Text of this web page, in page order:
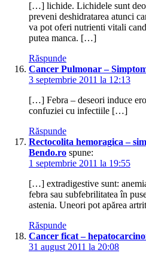
[…] lichide. Lichidele sunt
preveni deshidratarea atunci
va pot oferi nutrienti vitali
putea manca. […]
Răspunde
Cancer Pulmonar –
3 septembrie 2011 la 12:13
[…] Febra – deseori induce
confuziei cu infectiile […]
Răspunde
Rectocolita hemoragica –
Bendo.ro spune:
1 septembrie 2011 la 19:55
[…] extradigestive sunt:
febra sau subfebrilitatea în
astenia. Uneori pot apărea
Răspunde
Cancer ficat –
31 august 2011 la 20:08